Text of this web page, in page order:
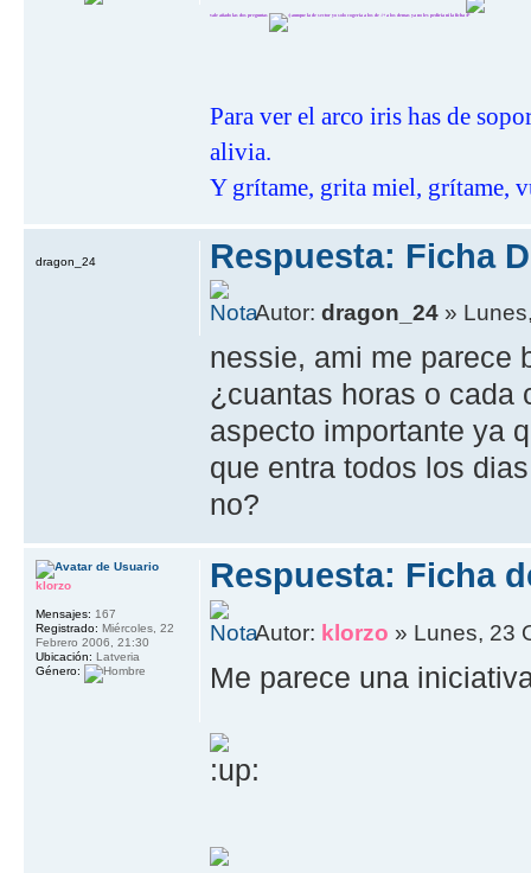
vale añado las dos preguntas aunque la de sector yo solo cogeria a los de -/+ a los demas ya no les pediria ni la ficha
Para ver el arco iris has de
alivia.
Y grítame, grita miel, grítame,
Respuesta: Ficha
Autor:dragon_24 »
nessie, ami me parece
¿cuantas horas o cada
aspecto importante ya
que entra todos los
no?
dragon_24
Respuesta: Ficha
Autor: klorzo » Lunes, 23
Me parece una
klorzo
Mensajes: 167
Registrado: Miércoles, 22
Febrero 2006, 21:30
Ubicación: Latveria
Género: